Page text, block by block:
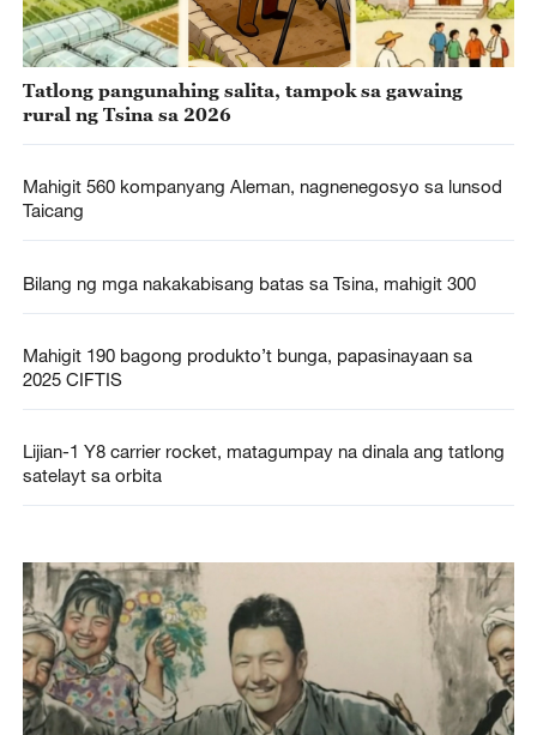
Tatlong pangunahing salita, tampok sa gawaing
rural ng Tsina sa 2026
Mahigit 560 kompanyang Aleman, nagnenegosyo sa lunsod
Taicang
Bilang ng mga nakakabisang batas sa Tsina, mahigit 300
Mahigit 190 bagong produkto’t bunga, papasinayaan sa
2025 CIFTIS
Lijian-1 Y8 carrier rocket, matagumpay na dinala ang tatlong
satelayt sa orbita